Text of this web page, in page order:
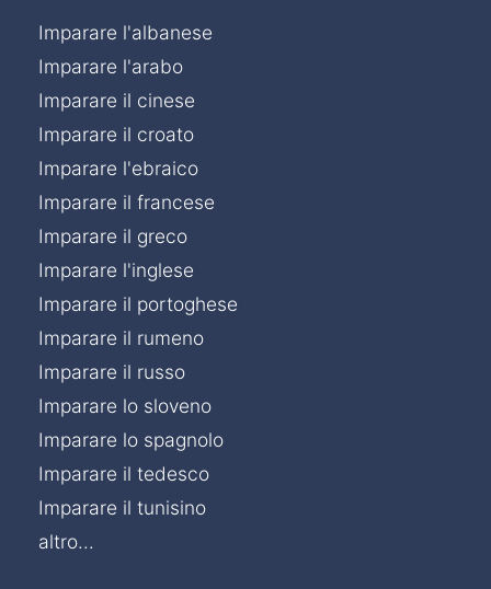
Imparare l'albanese
Imparare l'arabo
Imparare il cinese
Imparare il croato
Imparare l'ebraico
Imparare il francese
Imparare il greco
Imparare l'inglese
Imparare il portoghese
Imparare il rumeno
Imparare il russo
Imparare lo sloveno
Imparare lo spagnolo
Imparare il tedesco
Imparare il tunisino
altro...